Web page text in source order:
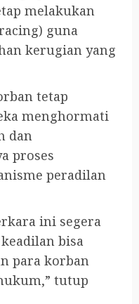
melakukan
guna
kerugian yang
tetap
menghormati
dan
proses
peradilan
ini segera
bisa
para korban
tutup